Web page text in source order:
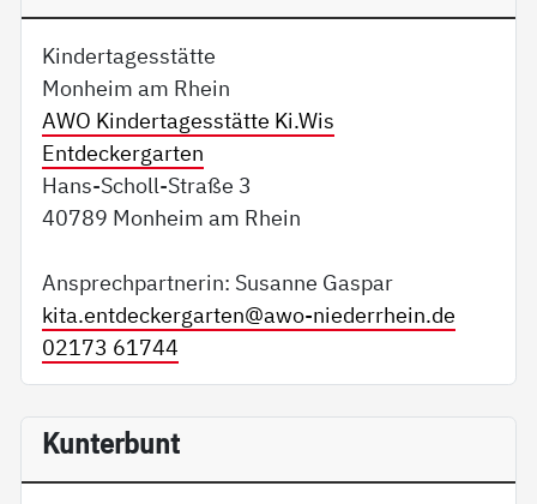
Kindertagesstätte
Monheim am Rhein
AWO Kindertagesstätte Ki.Wis
Entdeckergarten
Hans-Scholl-Straße 3
40789 Monheim am Rhein
Ansprechpartnerin: Susanne Gaspar
kita.entdeckergarten@awo-niederrhein.de
02173 61744
Kunterbunt